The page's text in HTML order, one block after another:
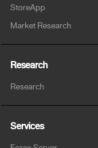
StoreApp
Market Research
Research
Research
Services